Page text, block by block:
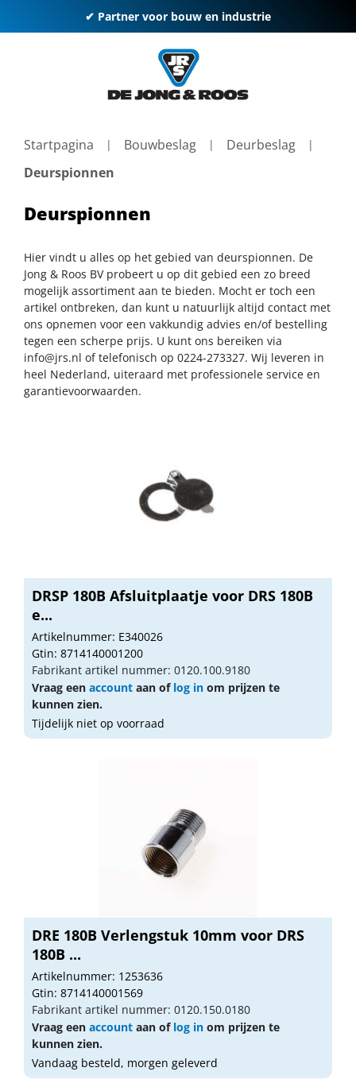
✔ Partner voor bouw en industrie
Startpagina Bouwbeslag
Deurbeslag
Deurspionnen
Deurspionnen
Hier vindt u alles op het gebied van deurspionnen. De
Jong & Roos BV probeert u op dit gebied een zo breed
mogelijk assortiment aan te bieden. Mocht er toch een
artikel ontbreken, dan kunt u natuurlijk altijd contact met
ons opnemen voor een vakkundig advies en/of bestelling
tegen een scherpe prijs. U kunt ons bereiken via
info@jrs.nl of telefonisch op 0224-273327. Wij leveren in
heel Nederland, uiteraard met professionele service en
garantievoorwaarden.
DRSP 180B Afsluitplaatje voor DRS 180B
e...
Artikelnummer: E340026
Gtin: 8714140001200
Fabrikant artikel nummer: 0120.100.9180
Vraag een account aan of log in om prijzen te
kunnen zien.
Tijdelijk niet op voorraad
DRE 180B Verlengstuk 10mm voor DRS
180B ...
Artikelnummer: 1253636
Gtin: 8714140001569
Fabrikant artikel nummer: 0120.150.0180
Vraag een account aan of log in om prijzen te
kunnen zien.
Vandaag besteld, morgen geleverd